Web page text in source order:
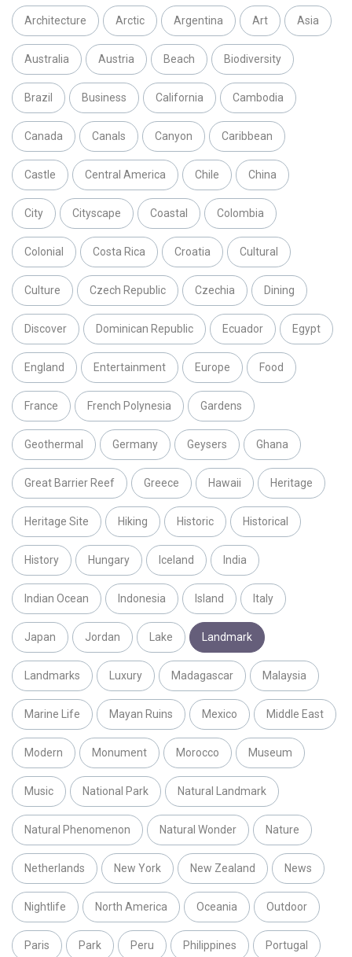
Architecture Arctic Argentina Art Asia
Australia Austria Beach Biodiversity
Brazil Business California Cambodia
Canada Canals Canyon Caribbean
Castle Central America Chile China
City Cityscape Coastal Colombia
Colonial Costa Rica Croatia Cultural
Culture Czech Republic Czechia Dining
Discover Dominican Republic Ecuador Egypt
England Entertainment Europe Food
France French Polynesia Gardens
Geothermal Germany Geysers Ghana
Great Barrier Reef Greece Hawaii Heritage
Heritage Site Hiking Historic Historical
History Hungary Iceland India
Indian Ocean Indonesia Island Italy
Japan Jordan Lake Landmark
Landmarks Luxury Madagascar Malaysia
Marine Life Mayan Ruins Mexico Middle East
Modern Monument Morocco Museum
Music National Park Natural Landmark
Natural Phenomenon Natural Wonder Nature
Netherlands New York New Zealand News
Nightlife North America Oceania Outdoor
Paris Park Peru Philippines Portugal